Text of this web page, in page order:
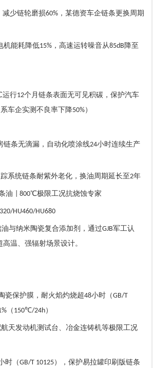
减少链轮磨损60% ，某德资车企链条更换周期
机能耗降低15% ，高速运转噪音从85dB 降至
行12个月链条表面无可见积碳，保护汽车
车企实测不良率下降50%）
条无滴漏，自动化喷涂线24小时连续生产
系统链条耐紫外老化，换油周期延长至2年
油 | 800℃极限工况抗烧蚀专家
HU460/HU680
与纳米陶瓷复合添加剂，通过GJB军工认
温、强辐射场景设计。
瓷保护膜，耐火焰灼烧超48小时（GB/T
（ 150℃/24h）
天发动机测试台、冶金连铸机等极限工况
时（GB/T 10125），保护易拉罐印刷版链条